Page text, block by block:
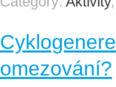
omezování?